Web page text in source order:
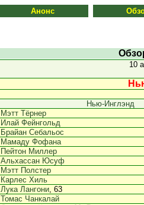
Анонс
10
Нью-Инглэнд
Мэтт Тёрнер
Илай Фейнгольд
Брайан Себальос
Мамаду Фофана
Пейтон Миллер
Альхассан Юсуф
Мэтт Полстер
Карлес Хиль
Лука Лангони, 63
Томас Чанкалай